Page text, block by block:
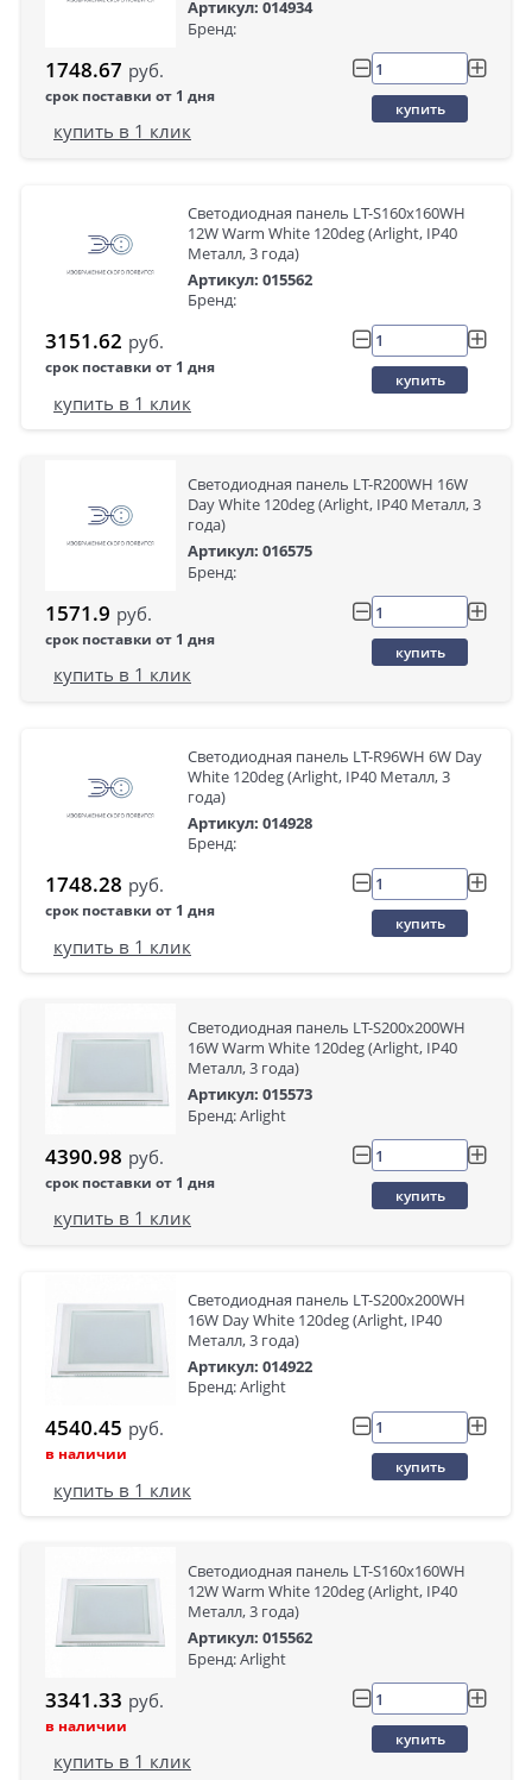
Артикул: 014934
Бренд:
1748.67 руб.
срок поставки от 1 дня
купить
купить в 1 клик
Светодиодная панель LT-S160x160WH
12W Warm White 120deg (Arlight, IP40
Металл, 3 года)
Артикул: 015562
Бренд:
3151.62 руб.
срок поставки от 1 дня
купить
купить в 1 клик
Светодиодная панель LT-R200WH 16W
Day White 120deg (Arlight, IP40 Металл, 3
года)
Артикул: 016575
Бренд:
1571.9 руб.
срок поставки от 1 дня
купить
купить в 1 клик
Светодиодная панель LT-R96WH 6W Day
White 120deg (Arlight, IP40 Металл, 3
года)
Артикул: 014928
Бренд:
1748.28 руб.
срок поставки от 1 дня
купить
купить в 1 клик
Светодиодная панель LT-S200x200WH
16W Warm White 120deg (Arlight, IP40
Металл, 3 года)
Артикул: 015573
Бренд: Arlight
4390.98 руб.
срок поставки от 1 дня
купить
купить в 1 клик
Светодиодная панель LT-S200x200WH
16W Day White 120deg (Arlight, IP40
Металл, 3 года)
Артикул: 014922
Бренд: Arlight
4540.45 руб.
в наличии
купить
купить в 1 клик
Светодиодная панель LT-S160x160WH
12W Warm White 120deg (Arlight, IP40
Металл, 3 года)
Артикул: 015562
Бренд: Arlight
3341.33 руб.
в наличии
купить
купить в 1 клик